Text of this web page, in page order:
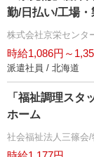
勤/日払い/工場・
株式会社京栄センタ
時給1,086円～
派遣社員 / 北海道
「福祉調理スタ
ホーム
社会福祉法人三篠会